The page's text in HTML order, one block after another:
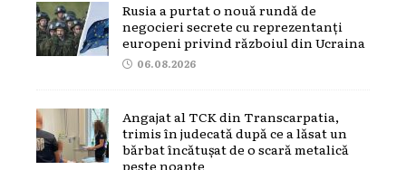
Rusia a purtat o nouă rundă de
negocieri secrete cu reprezentanți
europeni privind războiul din Ucraina
06.08.2026
Angajat al TCK din Transcarpatia,
trimis în judecată după ce a lăsat un
bărbat încătușat de o scară metalică
peste noapte